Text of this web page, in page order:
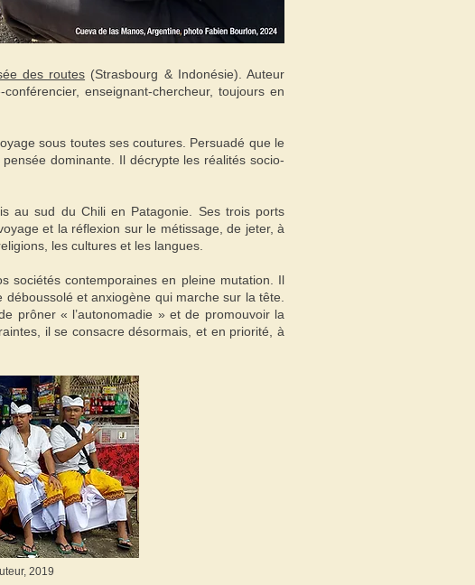
des routes (Strasbourg & Indonésie). Auteur
enseignant-chercheur, toujours en
sous toutes ses coutures. Persuadé que le
dominante. Il décrypte les réalités socio-
au sud du Chili en Patagonie. Ses trois ports
et la réflexion sur le métissage, de jeter, à
les cultures et les langues.
sociétés contemporaines en pleine mutation. Il
et anxiogène qui marche sur la tête.
prôner « l’autonomadie » et de promouvoir la
il se consacre désormais, et en priorité, à
2019